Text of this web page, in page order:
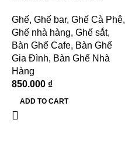
Ghế, Ghế bar, Ghế Cà Phê,
Ghế nhà hàng, Ghế sắt,
Bàn Ghế Cafe, Bàn Ghế
Gia Đình, Bàn Ghế Nhà
Hàng
850.000 ₫
ADD TO CART